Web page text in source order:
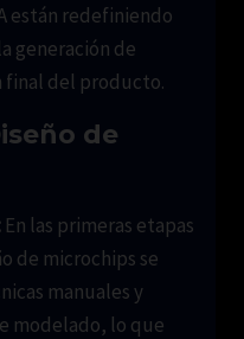
están redefiniendo
generación de
final del producto.
de
En las primeras etapas
de microchips se
manuales y
modelado, lo que